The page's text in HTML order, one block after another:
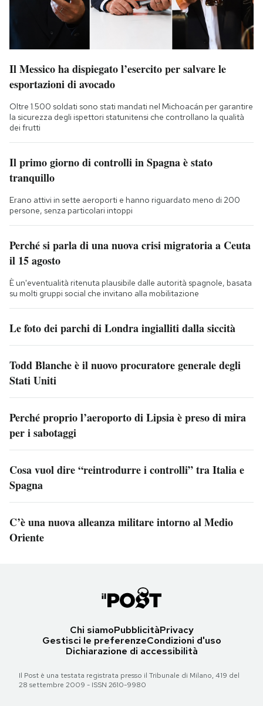
Il Messico ha dispiegato l’esercito per salvare le
esportazioni di avocado
Oltre 1.500 soldati sono stati mandati nel Michoacán per garantire
la sicurezza degli ispettori statunitensi che controllano la qualità
dei frutti
Il primo giorno di controlli in Spagna è stato
tranquillo
Erano attivi in sette aeroporti e hanno riguardato meno di 200
persone, senza particolari intoppi
Perché si parla di una nuova crisi migratoria a Ceuta
il 15 agosto
È un'eventualità ritenuta plausibile dalle autorità spagnole, basata
su molti gruppi social che invitano alla mobilitazione
Le foto dei parchi di Londra ingialliti dalla siccità
Todd Blanche è il nuovo procuratore generale degli
Stati Uniti
Perché proprio l’aeroporto di Lipsia è preso di mira
per i sabotaggi
Cosa vuol dire “reintrodurre i controlli” tra Italia e
Spagna
C’è una nuova alleanza militare intorno al Medio
Oriente
Chi siamoPubblicitàPrivacy
Gestisci le preferenzeCondizioni d'uso
Dichiarazione di accessibilità
Il Post è una testata registrata presso il Tribunale di Milano, 419 del
28 settembre 2009 - ISSN 2610-9980